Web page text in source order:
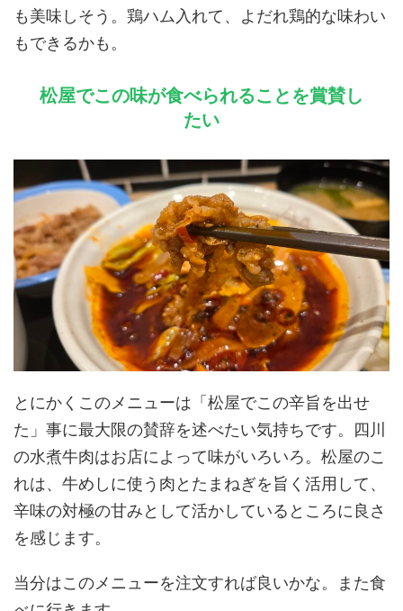
も美味しそう。鶏ハム入れて、よだれ鶏的な味わい
もできるかも。
松屋でこの味が食べられることを賞賛し
たい
とにかくこのメニューは「松屋でこの辛旨を出せ
た」事に最大限の賛辞を述べたい気持ちです。四川
の水煮牛肉はお店によって味がいろいろ。松屋のこ
れは、牛めしに使う肉とたまねぎを旨く活用して、
辛味の対極の甘みとして活かしているところに良さ
を感じます。
当分はこのメニューを注文すれば良いかな。また食